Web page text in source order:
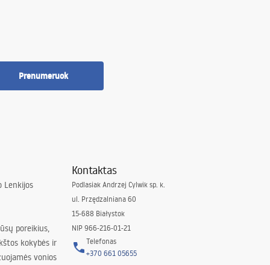
Prenumeruok
Lenkijos
poreikius,
kokybės ir
vonios
Kontaktas
Podlasiak Andrzej Cylwik sp. k.
ul. Przędzalniana 60
15-688 Białystok
NIP 966-216-01-21
Telefonas
+370 661 05655